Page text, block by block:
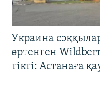
Украина
өртенген
тікті: Астанаға